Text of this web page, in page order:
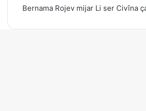
Bernama Rojev mijar Li ser Civîna